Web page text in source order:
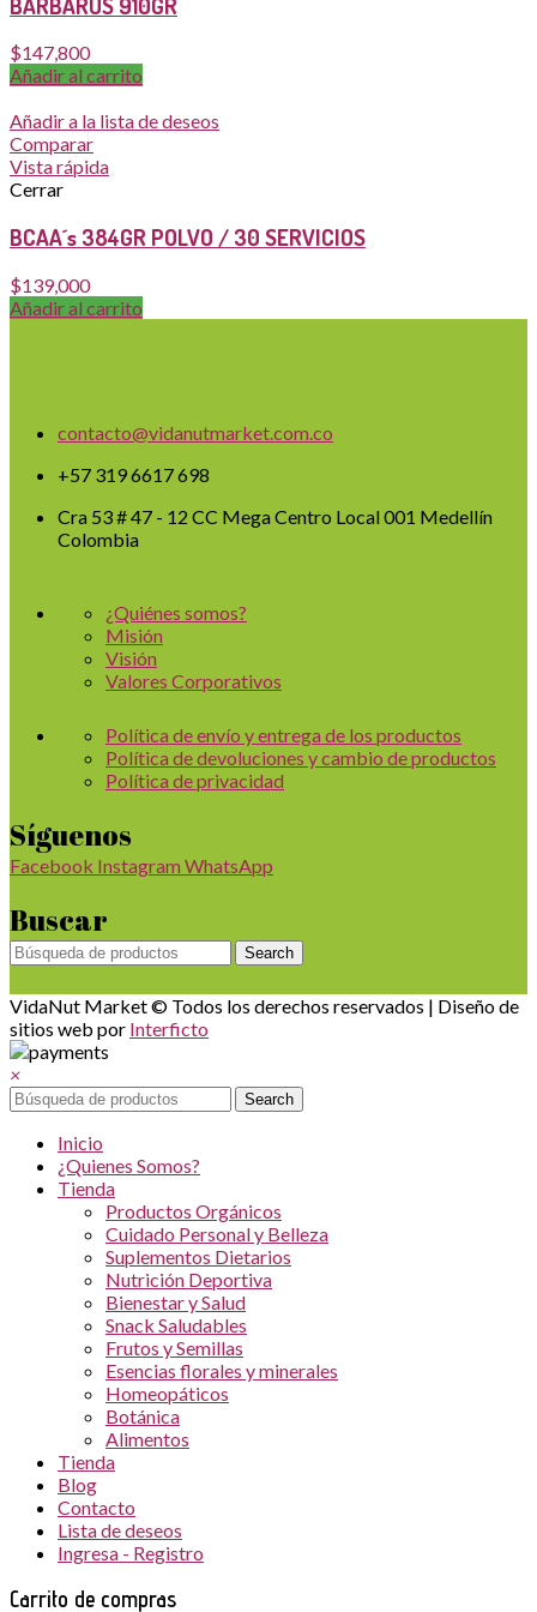
$147,800
Añadir al carrito
Añadir a la lista de deseos
Comparar
Vista rápida
Cerrar
BCAA´s 384GR POLVO / 30 SERVICIOS
$139,000
Añadir al carrito
contacto@vidanutmarket.com.co
+57 319 6617 698
Cra 53 # 47 - 12 CC Mega Centro Local 001 Medellín
Colombia
¿Quiénes somos?
Misión
Visión
Valores Corporativos
Política de envío y entrega de los productos
Política de devoluciones y cambio de productos
Política de privacidad
Síguenos
Facebook Instagram WhatsApp
Buscar
Search
VidaNut Market © Todos los derechos reservados | Diseño de
sitios web por Interficto
×
Search
Inicio
¿Quienes Somos?
Tienda
Productos Orgánicos
Cuidado Personal y Belleza
Suplementos Dietarios
Nutrición Deportiva
Bienestar y Salud
Snack Saludables
Frutos y Semillas
Esencias florales y minerales
Homeopáticos
Botánica
Alimentos
Tienda
Blog
Contacto
Lista de deseos
Ingresa - Registro
Carrito de compras